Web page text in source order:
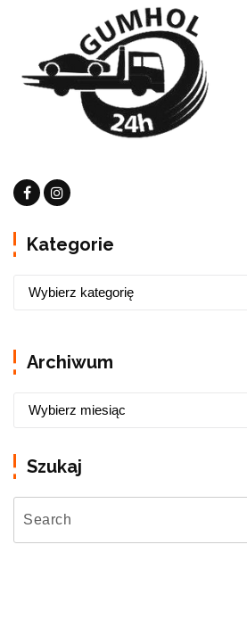
Kategorie
Archiwum
Szukaj